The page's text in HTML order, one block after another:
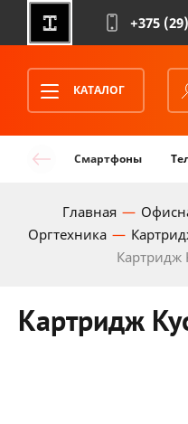
+375 (29)
КАТАЛОГ
Смартфоны
Главная
Оргтехника
Картридж
Картридж